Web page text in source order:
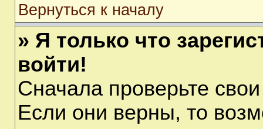
Вернуться к началу
» Я только что
войти!
Сначала проверьте
Если они верны, то